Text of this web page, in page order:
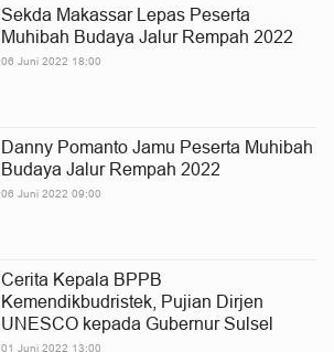
Sekda Makassar Lepas Peserta
Muhibah Budaya Jalur Rempah 2022
06 Juni 2022 18:00
Danny Pomanto Jamu Peserta Muhibah
Budaya Jalur Rempah 2022
06 Juni 2022 09:00
Cerita Kepala BPPB
Kemendikbudristek, Pujian Dirjen
UNESCO kepada Gubernur Sulsel
01 Juni 2022 13:00